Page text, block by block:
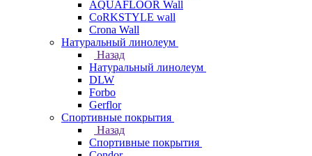
AQUAFLOOR Wall
CoRKSTYLE wall
Crona Wall
Натуральный линолеум
Назад
Натуральный линолеум
DLW
Forbo
Gerflor
Спортивные покрытия
Назад
Спортивные покрытия